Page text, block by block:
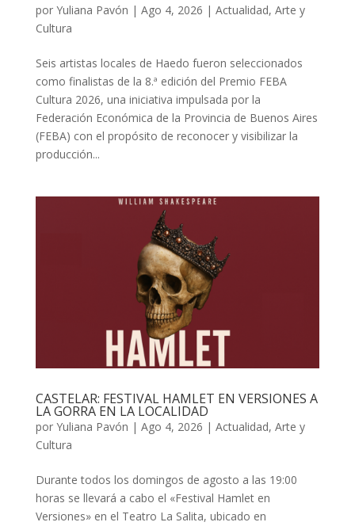
por Yuliana Pavón | Ago 4, 2026 | Actualidad, Arte y
Cultura
Seis artistas locales de Haedo fueron seleccionados
como finalistas de la 8.ª edición del Premio FEBA
Cultura 2026, una iniciativa impulsada por la
Federación Económica de la Provincia de Buenos Aires
(FEBA) con el propósito de reconocer y visibilizar la
producción...
CASTELAR: FESTIVAL HAMLET EN VERSIONES A
LA GORRA EN LA LOCALIDAD
por Yuliana Pavón | Ago 4, 2026 | Actualidad, Arte y
Cultura
Durante todos los domingos de agosto a las 19:00
horas se llevará a cabo el «Festival Hamlet en
Versiones» en el Teatro La Salita, ubicado en